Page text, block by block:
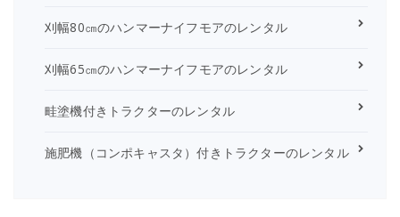
刈幅80㎝のハンマーナイフモアのレンタル
刈幅65㎝のハンマーナイフモアのレンタル
畦塗機付きトラクターのレンタル
施肥機（コンポキャスタ）付きトラクターのレンタル